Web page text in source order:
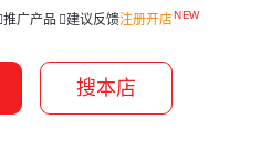
推广产品 建议反馈注册开店
搜本店